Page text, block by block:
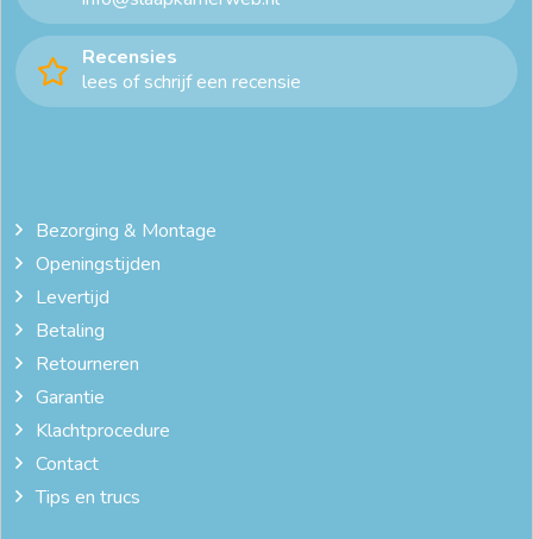
Slaapkussen kopen
zacht kussen kopen
Recensies
lees of schrijf een recensie
Bezorging & Montage
Openingstijden
Levertijd
Betaling
Retourneren
Garantie
Klachtprocedure
Contact
Tips en trucs